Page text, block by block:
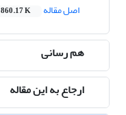
اصل مقاله
860.17 K
هم رسانی
ارجاع به این مقاله